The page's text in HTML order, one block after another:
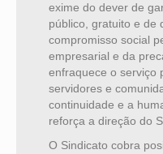
exime do dever de
público, gratuito e de
compromisso social
empresarial e da
enfraquece o serviço
servidores e
continuidade e a
reforça a direção do
O Sindicato cobra